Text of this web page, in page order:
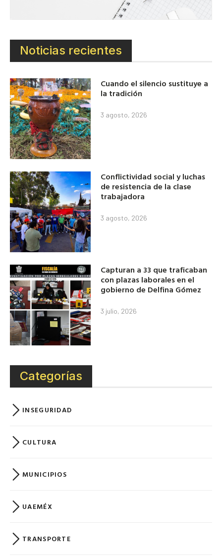
Noticias recientes
Cuando el silencio sustituye a
la tradición
3 agosto, 2026
Conflictividad social y luchas
de resistencia de la clase
trabajadora
3 agosto, 2026
Capturan a 33 que traficaban
con plazas laborales en el
gobierno de Delfina Gómez
3 julio, 2026
Categorías
INSEGURIDAD
CULTURA
MUNICIPIOS
UAEMÉX
TRANSPORTE